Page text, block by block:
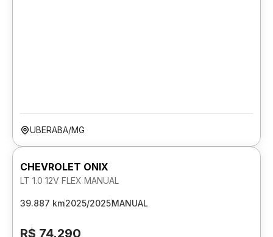
UBERABA/MG
CHEVROLET ONIX
LT 1.0 12V FLEX MANUAL
39.887 km2025/2025MANUAL
R$ 74.290